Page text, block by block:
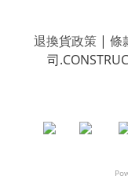
退換貨政策| 條
司